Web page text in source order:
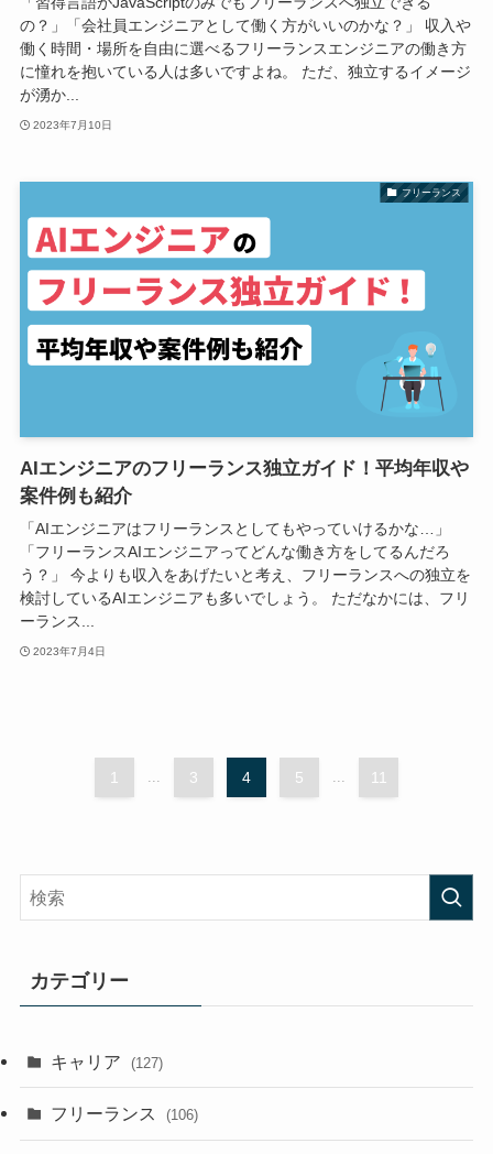
の？」「会社員エンジニアとして働く方がいいのかな？」 収入や
働く時間・場所を自由に選べるフリーランスエンジニアの働き方
に憧れを抱いている人は多いですよね。 ただ、独立するイメージ
が湧か...
2023年7月10日
フリーランス
AIエンジニアのフリーランス独立ガイド！平均年収や
案件例も紹介
「AIエンジニアはフリーランスとしてもやっていけるかな…」
「フリーランスAIエンジニアってどんな働き方をしてるんだろ
う？」 今よりも収入をあげたいと考え、フリーランスへの独立を
検討しているAIエンジニアも多いでしょう。 ただなかには、フリ
ーランス...
2023年7月4日
1 3 4 5 11
カテゴリー
キャリア (127)
フリーランス (106)